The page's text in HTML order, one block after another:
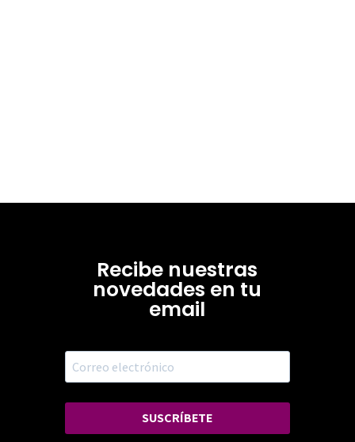
Recibe nuestras
novedades en tu
email
SUSCRÍBETE